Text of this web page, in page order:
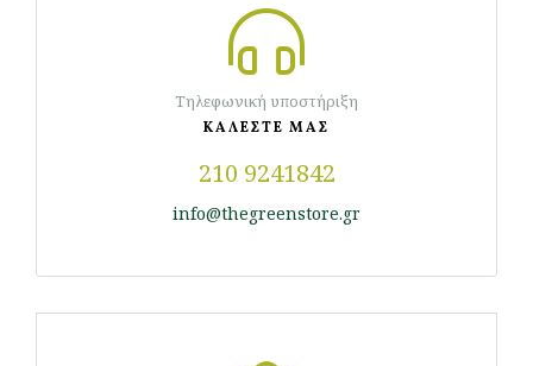
Τηλεφωνική υποστήριξη
ΚΑΛΕΣΤΕ ΜΑΣ
210 9241842
info@thegreenstore.gr